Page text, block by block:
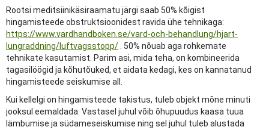
Rootsi meditsiinikäsiraamatu järgi saab 50% kõigist
hingamisteede obstruktsioonidest ravida ühe tehnikaga:
https://www.vardhandboken.se/vard-och-behandlung/hjart-
lungraddning/luftvagsstopp/ . 50% nõuab aga rohkemate
tehnikate kasutamist. Parim asi, mida teha, on kombineerida
tagasilöögid ja kõhutõuked, et aidata kedagi, kes on kannatanud
hingamisteede seiskumise all.
Kui kellelgi on hingamisteede takistus, tuleb objekt mõne minuti
jooksul eemaldada. Vastasel juhul võib õhupuudus kaasa tuua
lämbumise ja südameseiskumise ning sel juhul tuleb alustada